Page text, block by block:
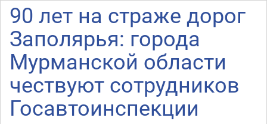
90 лет на страже дорог
Заполярья: города
Мурманской области
чествуют сотрудников
Госавтоинспекции